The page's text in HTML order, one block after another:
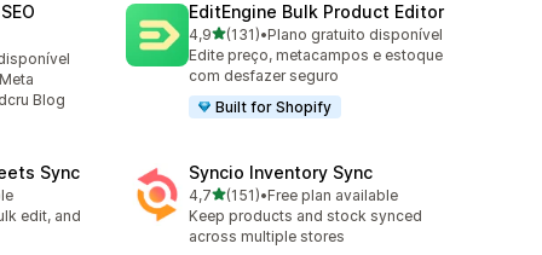
BIog
EditEngine Bulk Product Editor
4,9de 5 estrelas
(131)
131 total de avaliações
•Plano gratuito disponível
Edite preço, metacampos e estoque
com desfazer seguro
Built for Shopify
Sync
edit, and
Syncio Inventory Sync
4,7de 5 estrelas
(151)
151 total de avaliações
•Free plan available
Keep products and stock synced
across multiple stores